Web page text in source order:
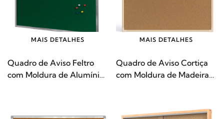
MAIS DETALHES
Quadro de Aviso Feltro
com Moldura de Alumínio
MAIS DETALHES
Quadro de Aviso Cortiça
com Moldura de Madeira